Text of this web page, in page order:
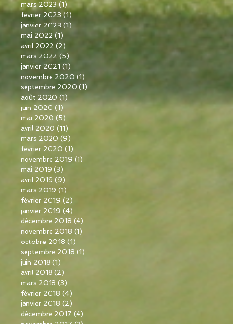
mars 2023 (1) 1 post
février 2023 (1)
janvier 2023 (1)
mai 2022 (1)
avril 2022 (2)
mars 2022 (5)
janvier 2021 (1)
novembre 2020 (1)
septembre 2020 (1)
août 2020 (1)
juin 2020 (1)
mai 2020 (5)
avril 2020 (11)
mars 2020 (9)
février 2020 (1)
novembre 2019 (1)
mai 2019 (3)
avril 2019 (9)
mars 2019 (1)
février 2019 (2)
janvier 2019 (4)
décembre 2018 (4)
novembre 2018 (1)
octobre 2018 (1)
septembre 2018 (1)
juin 2018 (1)
avril 2018 (2)
mars 2018 (3)
février 2018 (4)
janvier 2018 (2)
décembre 2017 (4)